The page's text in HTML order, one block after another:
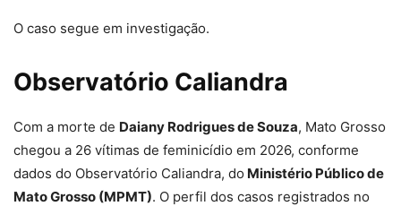
O caso segue em investigação.
Observatório Caliandra
Com a morte de Daiany Rodrigues de Souza, Mato Grosso
chegou a 26 vítimas de feminicídio em 2026, conforme
dados do Observatório Caliandra, do Ministério Público de
Mato Grosso (MPMT). O perfil dos casos registrados no